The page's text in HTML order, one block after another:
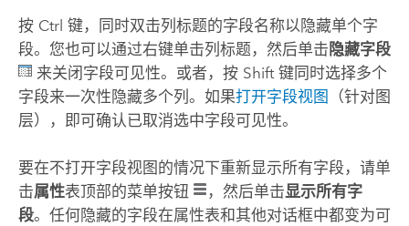
按 Ctrl 键，同时双击列标题的字段名称以隐藏单个字
段。您也可以通过右键单击列标题，然后单击 隐藏字段
来关闭字段可见性。或者，按 Shift 键同时选择多个
字段来一次性隐藏多个列。如果打开字段视图
（针对图
层），即可确认已取消选中字段可见性。
要在不打开字段视图的情况下重新显示所有字段，请单
击属性表顶部的菜单按钮 ，然后单击显示所有字
段。任何隐藏的字段在属性表和其他对话框中都变为可